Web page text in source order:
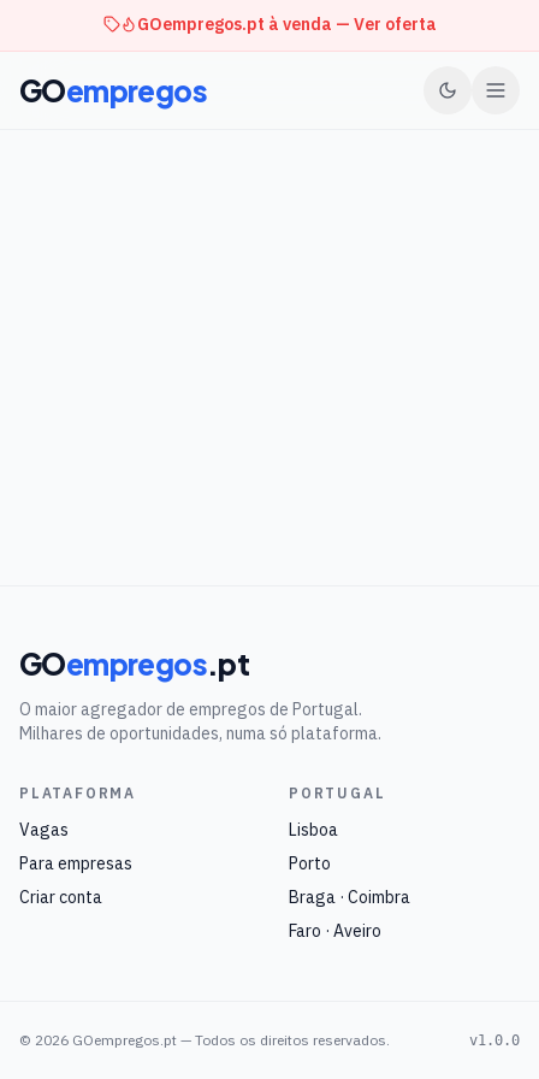
GOempregos.pt à venda — Ver oferta
GOempregos
GOempregos.pt
O maior agregador de empregos de Portugal.
Milhares de oportunidades, numa só plataforma.
PLATAFORMA
Vagas
Para empresas
Criar conta
PORTUGAL
Lisboa
Porto
Braga · Coimbra
Faro · Aveiro
© 2026 GOempregos.pt — Todos os direitos reservados. v1.0.0